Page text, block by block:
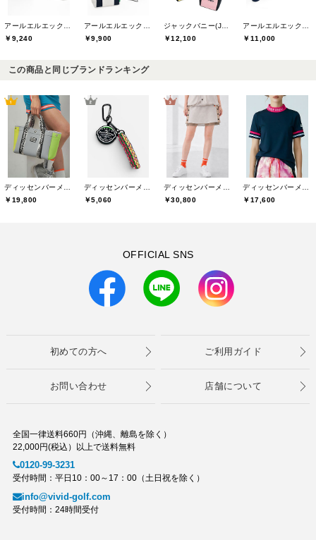
￥9,240
￥9,900
￥12,100
￥11,000
この商品と同じブランドランキング
ディッセンバーメイ(DECEMBERMAY)
￥19,800
ディッセンバーメイ(DECEMBERMAY)
￥5,060
ディッセンバーメイ(DECEMBERMAY)
￥30,800
ディッセンバーメイ(DECEMBERMAY)
￥17,600
OFFICIAL SNS
初めての方へ ご利用ガイド
お問い合わせ 店舗について
全国一律送料660円（沖縄、離島を除く）
22,000円(税込）以上で送料無料
0120-99-3231
受付時間：平日10：00～17：00（土日祝を除く）
info@vivid-golf.com
受付時間：24時間受付